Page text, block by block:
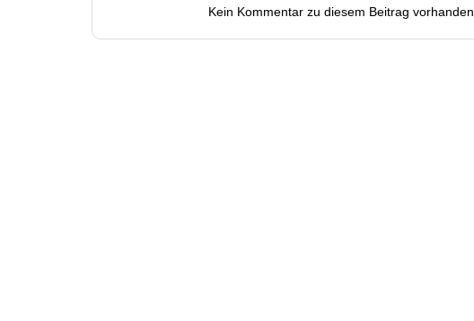
Kein Kommentar zu diesem Beitrag vorhanden